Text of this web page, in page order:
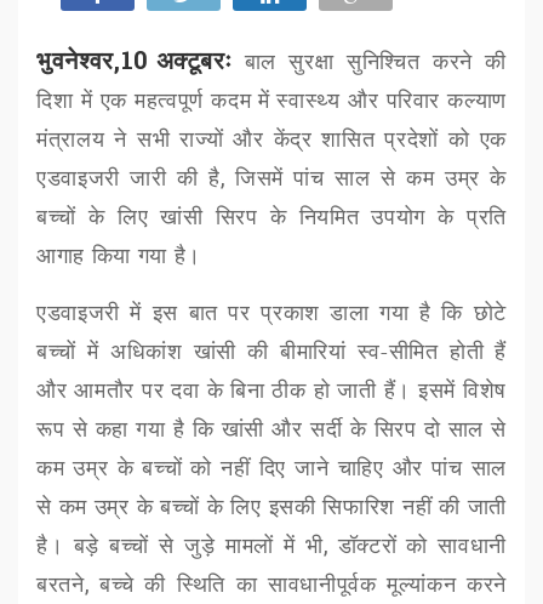
भुवनेश्वर,10 अक्टूबरः बाल सुरक्षा सुनिश्चित करने की
दिशा में एक महत्वपूर्ण कदम में स्वास्थ्य और परिवार कल्याण
मंत्रालय ने सभी राज्यों और केंद्र शासित प्रदेशों को एक
एडवाइजरी जारी की है,जिसमें पांच साल से कम उम्र के
बच्चों के लिए खांसी सिरप के नियमित उपयोग के प्रति
आगाह किया गया है।
एडवाइजरी में इस बात पर प्रकाश डाला गया है कि छोटे
बच्चों में अधिकांश खांसी की बीमारियां स्व-सीमित होती हैं
और आमतौर पर दवा के बिना ठीक हो जाती हैं। इसमें विशेष
रूप से कहा गया है कि खांसी और सर्दी के सिरप दो साल से
कम उम्र के बच्चों को नहीं दिए जाने चाहिए और पांच साल
से कम उम्र के बच्चों के लिए इसकी सिफारिश नहीं की जाती
है। बड़े बच्चों से जुड़े मामलों में भी,डॉक्टरों को सावधानी
बरतने,बच्चे की स्थिति का सावधानीपूर्वक मूल्यांकन करने